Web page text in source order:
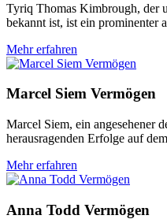
Tyriq Thomas Kimbrough, der
bekannt ist, ist ein prominenter
Mehr erfahren
Marcel Siem Vermögen
Marcel Siem, ein angesehener
herausragenden Erfolge auf
Mehr erfahren
Anna Todd Vermögen